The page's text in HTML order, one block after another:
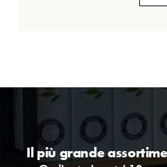
Il più grande